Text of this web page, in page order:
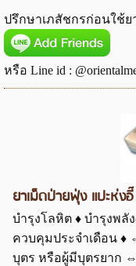
ปรึกษาเภสัชกรก่อนใช้
หรือ Line id :
ยาเม็ดป่ายฟุ่ง แปะห่
บำรุงโลหิต ♦ บำรุงพลั
ควบคุมประจำเดือน ♦
บุตร หรือผู้มีบุตรยาก